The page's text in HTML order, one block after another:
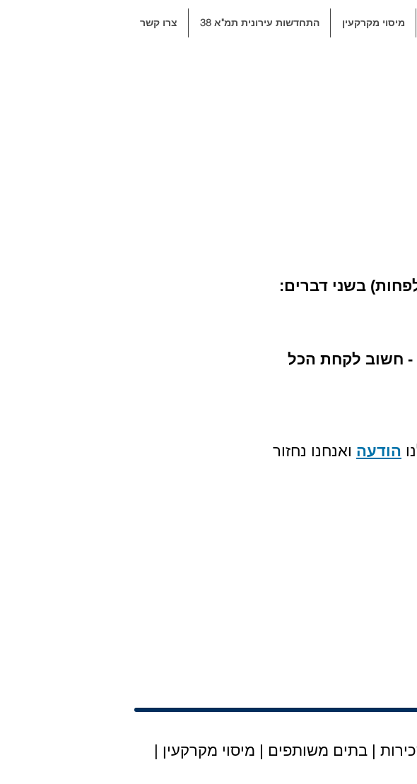
צרו קשר התחדשות עירונית תמ"א 38 מיסוי מקרקעין
בשני דברים:
- חשוב לקחת הכל
הודעה ואנחנו נחזור
| בתים משותפים | מיסוי מקרקעין |